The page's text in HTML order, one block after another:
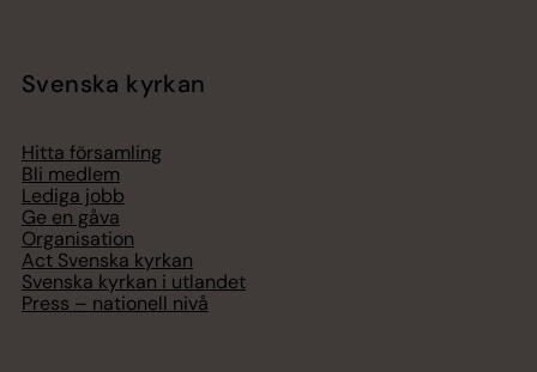
Svenska kyrkan
Hitta församling
Bli medlem
Lediga jobb
Ge en gåva
Organisation
Act Svenska kyrkan
Svenska kyrkan i utlandet
Press – nationell nivå